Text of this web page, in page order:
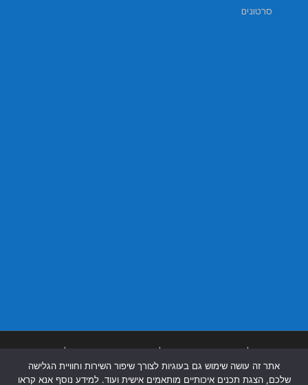
סרטונים
בבאר שבע |
אתר זה עושה שימוש גם בעוגיות לצורך שיפור השירות וחוויית הגלישה
שלכם, הצגת תכנים איכותיים מותאמים אישית ועוד. למידע נוסף אנא קראו